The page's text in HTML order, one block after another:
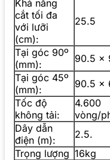
Khả năng
cắt tối đa
với lưỡi
(cm):
25.5
Tại góc 90º
(mm):
90.5 x
Tại góc 45º
(mm):
90.5 x
Tốc độ
không tải:
4.600
vòng/
Dây dẫn
điện (m):
2.5.
Trọng lượng 16kg